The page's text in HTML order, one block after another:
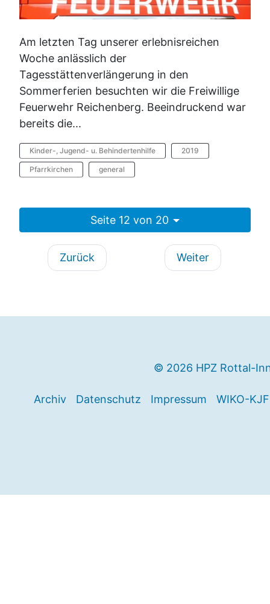
Am letzten Tag unserer erlebnisreichen
Woche anlässlich der
Tagesstättenverlängerung in den
Sommerferien besuchten wir die Freiwillige
Feuerwehr Reichenberg. Beeindruckend war
bereits die...
Kinder-, Jugend- u. Behindertenhilfe 2019
Pfarrkirchen general
Seite 12 von 20
Zurück Weiter
© 2026 HPZ Rottal-
Archiv Datenschutz Impressum WIKO-KJF